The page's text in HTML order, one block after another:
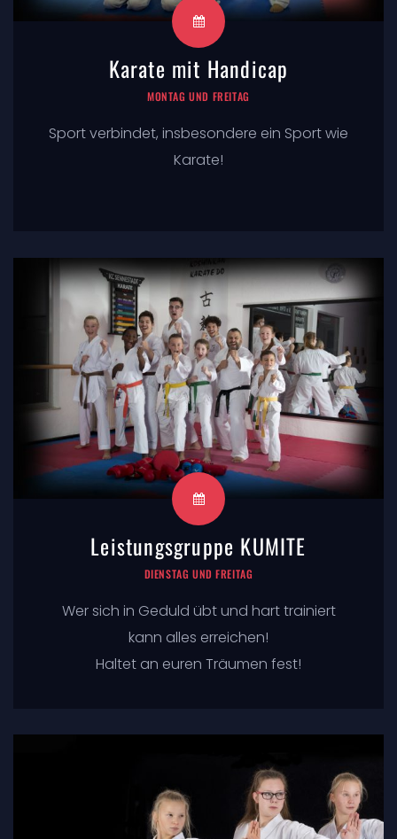
Karate mit Handicap
MONTAG UND FREITAG
Sport verbindet, insbesondere ein Sport wie
Karate!
Leistungsgruppe KUMITE
DIENSTAG UND FREITAG
Wer sich in Geduld übt und hart trainiert
kann alles erreichen!
Haltet an euren Träumen fest!